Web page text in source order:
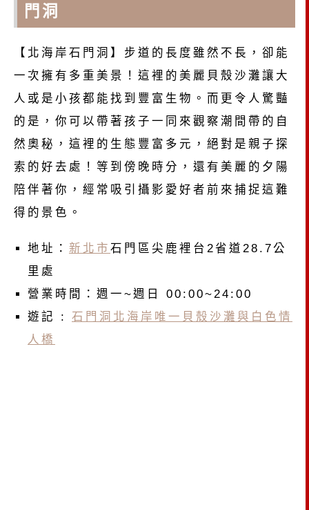
門洞
【北海岸石門洞】步道的長度雖然不長，卻能
一次擁有多重美景！這裡的美麗貝殼沙灘讓大
人或是小孩都能找到豐富生物。而更令人驚豔
的是，你可以帶著孩子一同來觀察潮間帶的自
然奧秘，這裡的生態豐富多元，絕對是親子探
索的好去處！等到傍晚時分，還有美麗的夕陽
陪伴著你，經常吸引攝影愛好者前來捕捉這難
得的景色。
地址： 新北市 石門區尖鹿裡台2省道28.7公
里處
營業時間：週一~週日 00:00~24:00
遊記 : 石門洞北海岸唯一貝殼沙灘與白色情
人橋